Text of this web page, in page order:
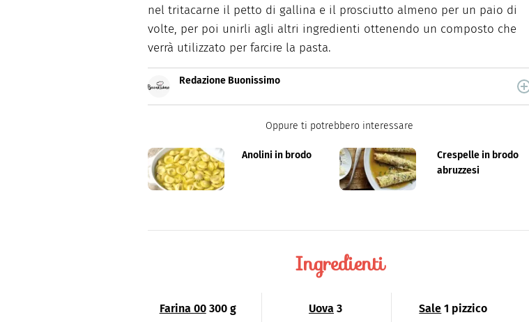
nel tritacarne il petto di gallina e il prosciutto almeno per un paio di
volte, per poi unirli agli altri ingredienti ottenendo un composto che
verrà utilizzato per farcire la pasta.
Redazione Buonissimo
Buonissimo è il magazine di cucina di Italiaonline nel quale trovi idee veloci,
facili e spiegate passo passo.
Oppure ti potrebbero interessare
Anolini in brodo
Crespelle in brodo
abruzzesi
Ingredienti
Farina 00 300 g Uova 3 Sale 1 pizzico